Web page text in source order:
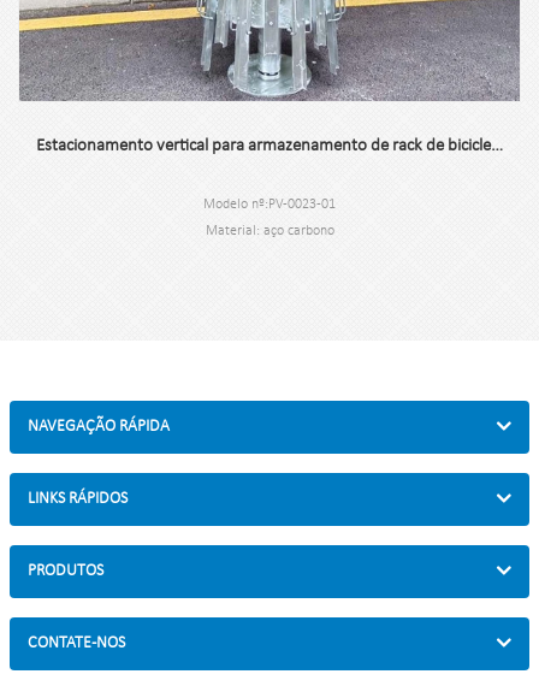
Estacionamento vertical para armazenamento de rack de bicicletas em carrossel
Modelo nº:PV-0023-01
Material: aço carbono
NAVEGAÇÃO RÁPIDA
LINKS RÁPIDOS
PRODUTOS
CONTATE-NOS